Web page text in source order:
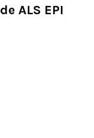
de ALS EPI